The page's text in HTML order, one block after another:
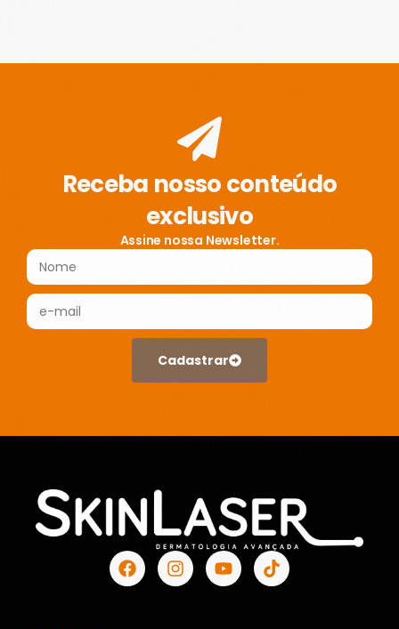
Receba nosso conteúdo
exclusivo
Assine nossa Newsletter.
Cadastrar